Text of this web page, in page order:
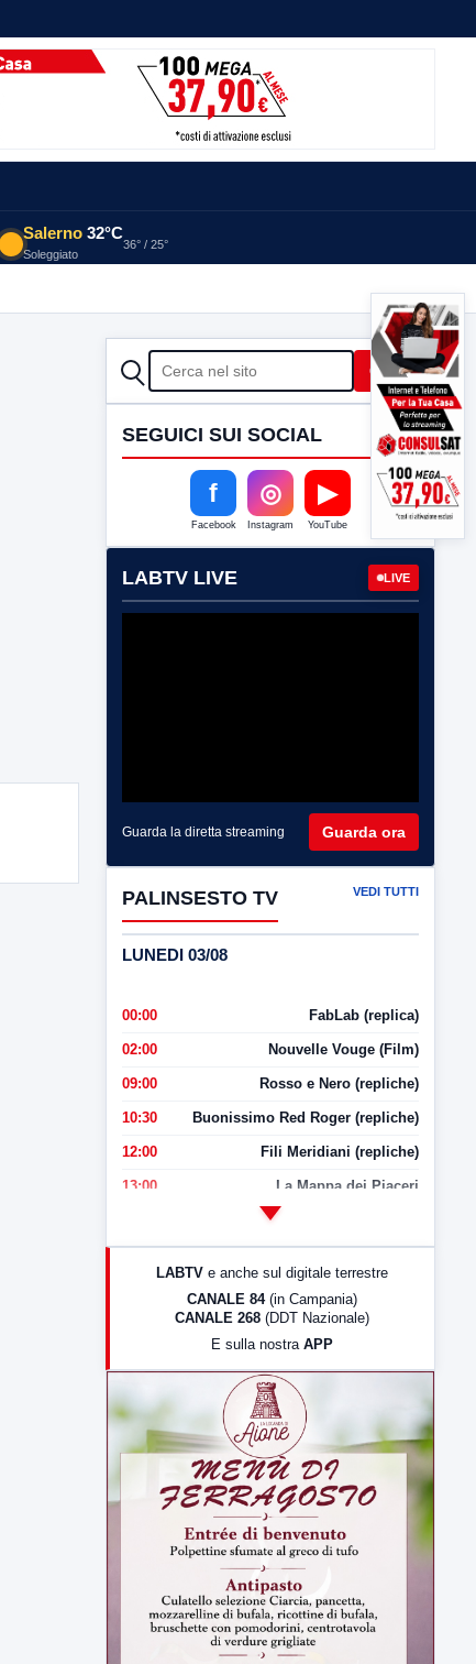
Salerno 32°C
Soleggiato
36° / 25°
CERCA Cerca
SEGUICI SUI SOCIAL
f
Facebook
◎
Instagram
▶
YouTube
LABTV LIVE LIVE
Guarda la diretta streaming Guarda ora
PALINSESTO TV VEDI TUTTI
LUNEDI 03/08
00:00 FabLab (replica)
02:00 Nouvelle Vouge (Film)
09:00 Rosso e Nero (repliche)
10:30 Buonissimo Red Roger (repliche)
12:00 Fili Meridiani (repliche)
13:00 La Mappa dei Piaceri
LabNews (Diretta)
LabNews (replica)
LABTV e anche sul digitale terrestre
CANALE 84 (in Campania)
CANALE 268 (DDT Nazionale)
E sulla nostra APP